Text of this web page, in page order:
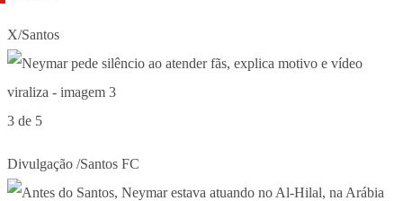
X/Santos
3 de 5
Divulgação /Santos FC